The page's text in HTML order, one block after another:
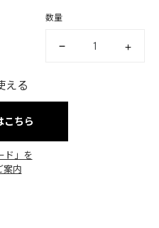
数量
える
こちら
ド」を
案内